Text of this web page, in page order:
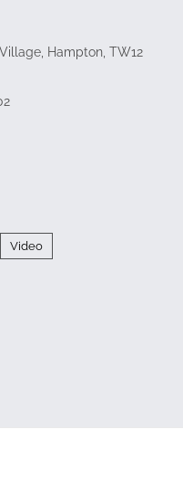
Hampton, TW12
Video